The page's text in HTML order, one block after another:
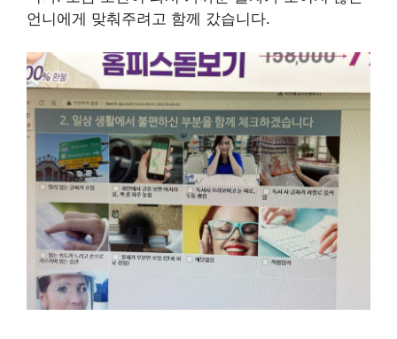
언니에게 맞춰주려고 함께 갔습니다.